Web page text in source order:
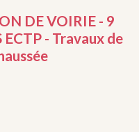
DE VOIRIE - 9
- Travaux de